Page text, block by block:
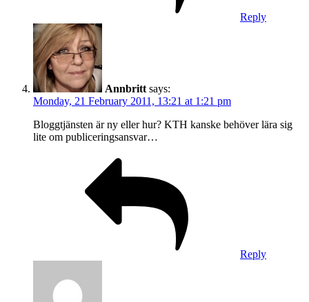
Reply
Annbritt says:
Monday, 21 February 2011, 13:21 at 1:21 pm
Bloggtjänsten är ny eller hur? KTH kanske behöver lära sig
lite om publiceringsansvar…
Reply